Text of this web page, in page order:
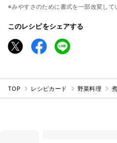
※みやすさのために書式を一部改変して
このレシピをシェアする
TOP レシピカード 野菜料理